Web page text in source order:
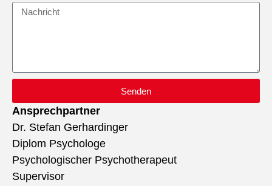
Senden
Ansprechpartner
Dr. Stefan Gerhardinger
Diplom Psychologe
Psychologischer Psychotherapeut
Supervisor